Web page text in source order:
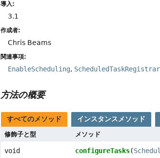
導入:
3.1
作成者:
Chris Beams
関連事項:
EnableScheduling ScheduledTaskRegistrar
方法の概要
すべてのメソッド インスタンスメソッド
修飾子と型 メソッド
void configureTasks(